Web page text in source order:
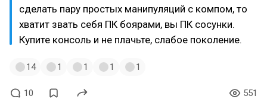
сделать пару простых манипуляций с компом, то
хватит звать себя ПК боярами, вы ПК сосунки.
Купите консоль и не плачьте, слабое поколение.
14 1 1 1 1
10 551